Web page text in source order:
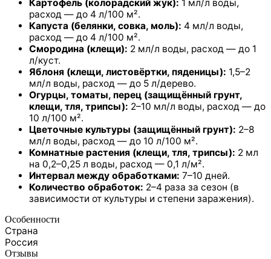
Картофель (колорадский жук): 1 мл/л воды,
расход — до 4 л/100 м².
Капуста (белянки, совка, моль): 4 мл/л воды,
расход — до 4 л/100 м².
Смородина (клещи): 2 мл/л воды, расход — до 1
л/куст.
Яблоня (клещи, листовёртки, пяденицы): 1,5–2
мл/л воды, расход — до 5 л/дерево.
Огурцы, томаты, перец (защищённый грунт,
клещи, тля, трипсы): 2–10 мл/л воды, расход — до
10 л/100 м².
Цветочные культуры (защищённый грунт): 2–8
мл/л воды, расход — до 10 л/100 м².
Комнатные растения (клещи, тля, трипсы): 2 мл
на 0,2–0,25 л воды, расход — 0,1 л/м².
Интервал между обработками: 7–10 дней.
Количество обработок: 2–4 раза за сезон (в
зависимости от культуры и степени заражения).
Особенности
Страна
Россия
Отзывы